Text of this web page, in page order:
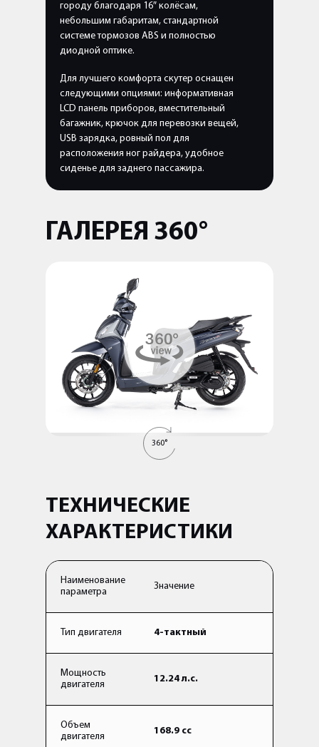
городу благодаря 16″ колёсам,
небольшим габаритам, стандартной
системе тормозов ABS и полностью
диодной оптике.
Для лучшего комфорта скутер оснащен
следующими опциями: информативная
LCD панель приборов, вместительный
багажник, крючок для перевозки вещей,
USB зарядка, ровный пол для
расположения ног райдера, удобное
сиденье для заднего пассажира.
ГАЛЕРЕЯ 360°
360°
ТЕХНИЧЕСКИЕ
ХАРАКТЕРИСТИКИ
Наименование
параметра
Значение
Тип двигателя 4-тактный
Мощность
двигателя
12.24 л.с.
Объем
двигателя
168.9 cc